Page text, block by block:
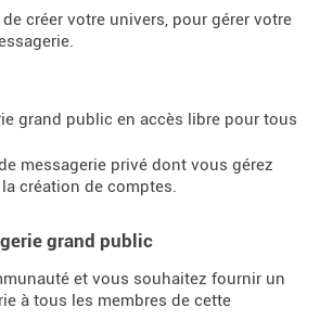
créer votre univers, pour gérer votre
grand public en accès libre pour tous
messagerie privé dont vous gérez
création de comptes.
grand public
et vous souhaitez fournir un
à tous les membres de cette